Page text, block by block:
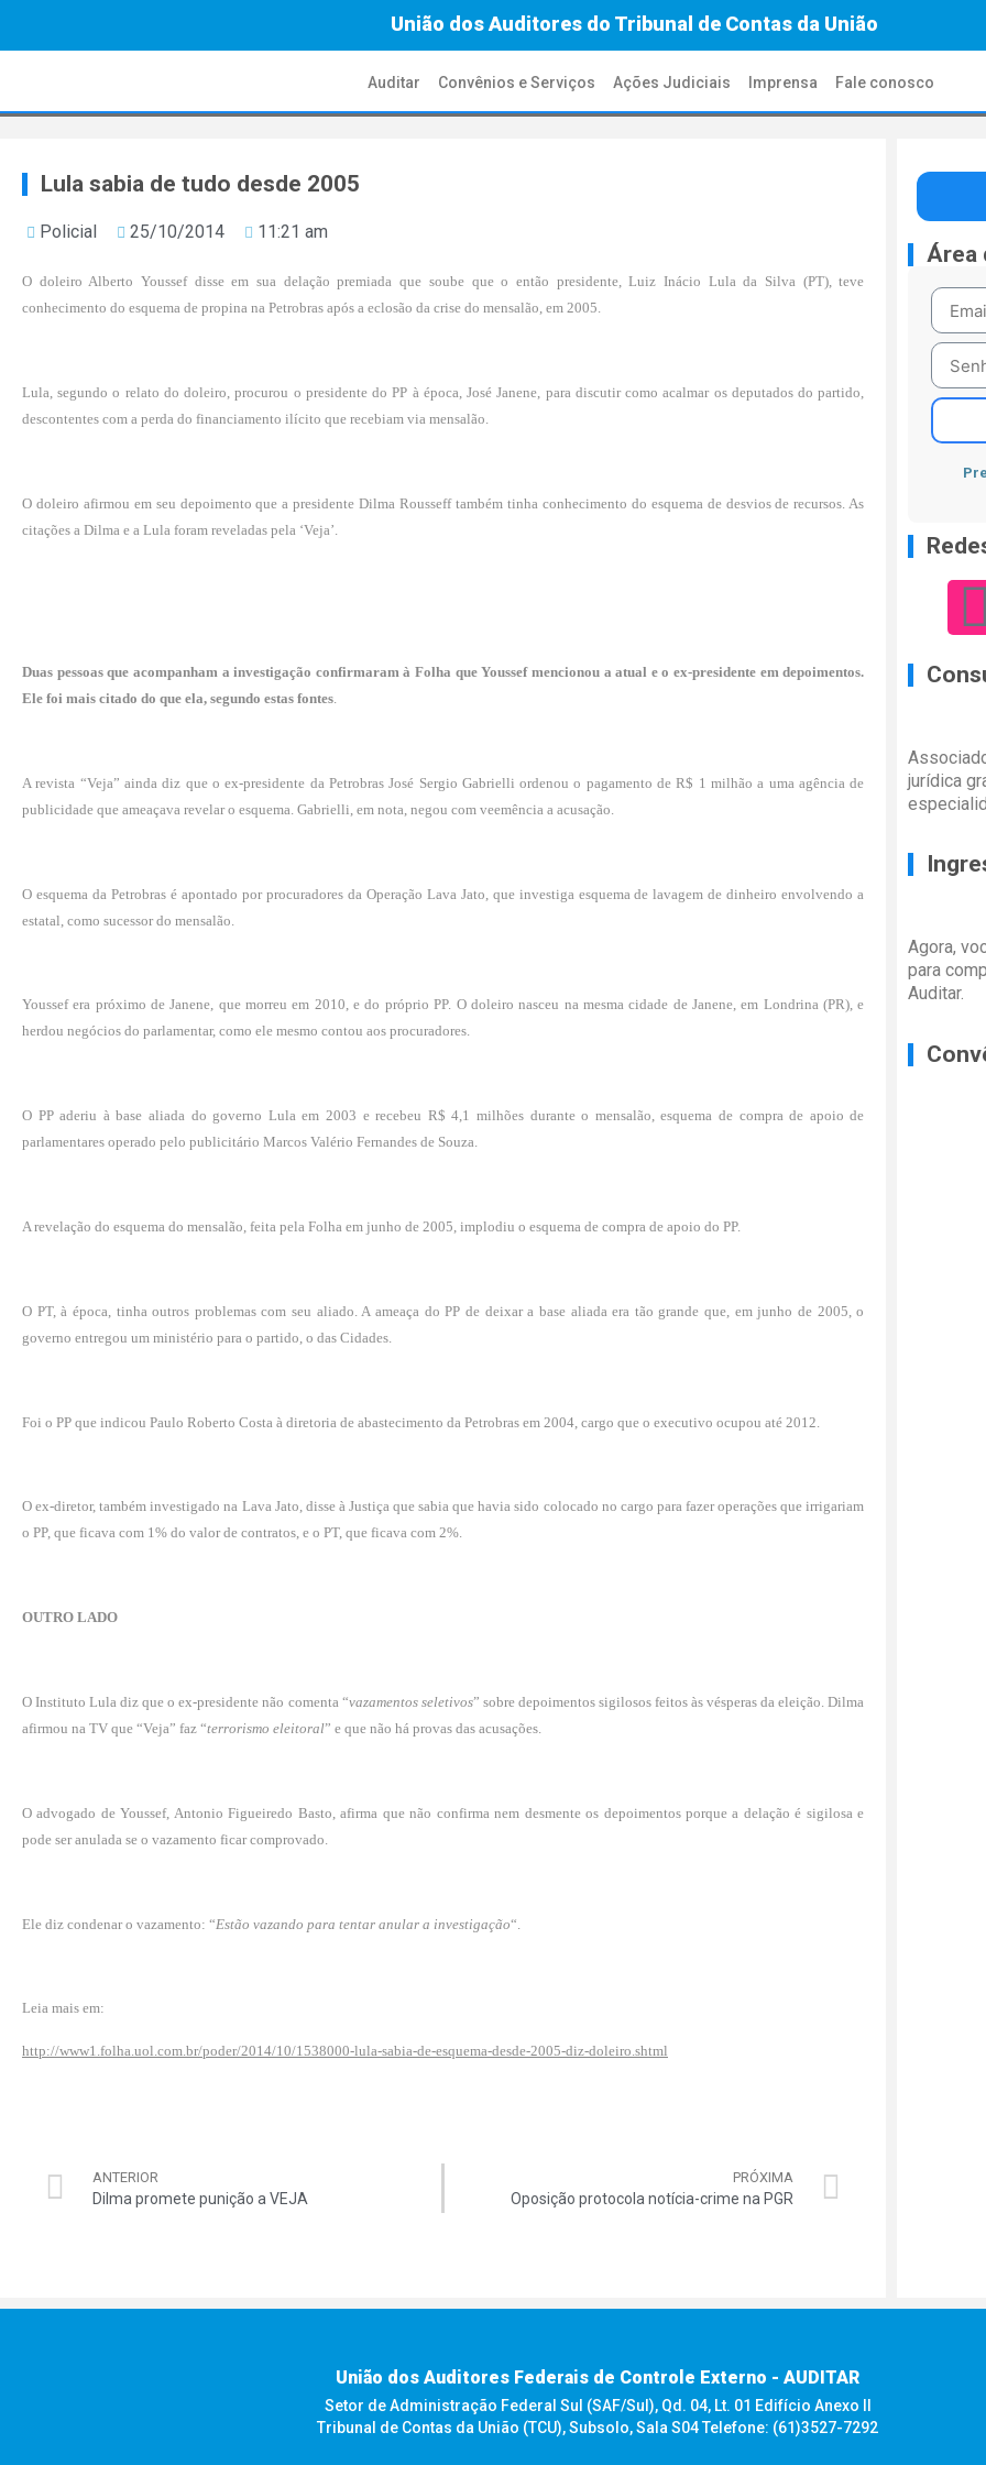
União dos Auditores do Tribunal de Contas da União
Auditar Convênios e Serviços Ações Judiciais Imprensa Fale conosco
Lula sabia de tudo desde 2005
Policial 25/10/2014 11:21 am
O doleiro Alberto Youssef disse em sua delação premiada que soube que o então presidente, Luiz Inácio Lula da Silva (PT), teve
conhecimento do esquema de propina na Petrobras após a eclosão da crise do mensalão, em 2005.
Lula, segundo o relato do doleiro, procurou o presidente do PP à época, José Janene, para discutir como acalmar os deputados do partido,
descontentes com a perda do financiamento ilícito que recebiam via mensalão.
O doleiro afirmou em seu depoimento que a presidente Dilma Rousseff também tinha conhecimento do esquema de desvios de recursos. As
citações a Dilma e a Lula foram reveladas pela ‘Veja’.
Duas pessoas que acompanham a investigação confirmaram à Folha que Youssef mencionou a atual e o ex-presidente em depoimentos.
Ele foi mais citado do que ela, segundo estas fontes.
A revista “Veja” ainda diz que o ex-presidente da Petrobras José Sergio Gabrielli ordenou o pagamento de R$ 1 milhão a uma agência de
publicidade que ameaçava revelar o esquema. Gabrielli, em nota, negou com veemência a acusação.
O esquema da Petrobras é apontado por procuradores da Operação Lava Jato, que investiga esquema de lavagem de dinheiro envolvendo a
estatal, como sucessor do mensalão.
Youssef era próximo de Janene, que morreu em 2010, e do próprio PP. O doleiro nasceu na mesma cidade de Janene, em Londrina (PR), e
herdou negócios do parlamentar, como ele mesmo contou aos procuradores.
O PP aderiu à base aliada do governo Lula em 2003 e recebeu R$ 4,1 milhões durante o mensalão, esquema de compra de apoio de
parlamentares operado pelo publicitário Marcos Valério Fernandes de Souza.
A revelação do esquema do mensalão, feita pela Folha em junho de 2005, implodiu o esquema de compra de apoio do PP.
O PT, à época, tinha outros problemas com seu aliado. A ameaça do PP de deixar a base aliada era tão grande que, em junho de 2005, o
governo entregou um ministério para o partido, o das Cidades.
Foi o PP que indicou Paulo Roberto Costa à diretoria de abastecimento da Petrobras em 2004, cargo que o executivo ocupou até 2012.
O ex-diretor, também investigado na Lava Jato, disse à Justiça que sabia que havia sido colocado no cargo para fazer operações que irrigariam
o PP, que ficava com 1% do valor de contratos, e o PT, que ficava com 2%.
OUTRO LADO
O Instituto Lula diz que o ex-presidente não comenta “vazamentos seletivos” sobre depoimentos sigilosos feitos às vésperas da eleição. Dilma
afirmou na TV que “Veja” faz “terrorismo eleitoral” e que não há provas das acusações.
O advogado de Youssef, Antonio Figueiredo Basto, afirma que não confirma nem desmente os depoimentos porque a delação é sigilosa e
pode ser anulada se o vazamento ficar comprovado.
Ele diz condenar o vazamento: “Estão vazando para tentar anular a investigação“.
Leia mais em:
http://www1.folha.uol.com.br/poder/2014/10/1538000-lula-sabia-de-esquema-desde-2005-diz-doleiro.shtml
ANTERIOR
Dilma promete punição a VEJA
PRÓXIMA
Oposição protocola notícia-crime na PGR
Área
jurídica
Agora,
para
Auditar.
União dos Auditores Federais de Controle Externo - AUDITAR
Setor de Administração Federal Sul (SAF/Sul), Qd. 04, Lt. 01 Edifício Anexo II
Tribunal de Contas da União (TCU), Subsolo, Sala S04 Telefone: (61)3527-7292